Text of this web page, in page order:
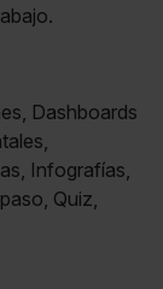
Dashboards
Infografías,
Quiz,